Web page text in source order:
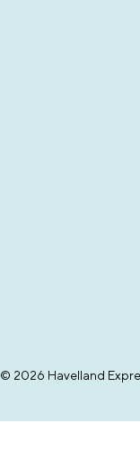
© 2026 Havelland